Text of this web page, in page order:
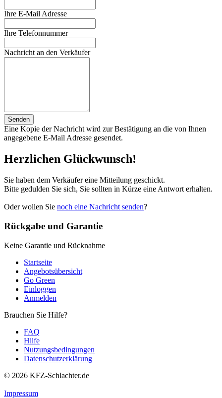
Ihre E-Mail Adresse
Ihre Telefonnummer
Nachricht an den Verkäufer
Senden
Eine Kopie der Nachricht wird zur Bestätigung an die von Ihnen
angegebene E-Mail Adresse gesendet.
Herzlichen Glückwunsch!
Sie haben dem Verkäufer eine Mitteilung geschickt.
Bitte gedulden Sie sich, Sie sollten in Kürze eine Antwort erhalten.
Oder wollen Sie noch eine Nachricht senden?
Rückgabe und Garantie
Keine Garantie und Rücknahme
Startseite
Angebotsübersicht
Go Green
Einloggen
Anmelden
Brauchen Sie Hilfe?
FAQ
Hilfe
Nutzungsbedingungen
Datenschutzerklärung
© 2026 KFZ-Schlachter.de
Impressum